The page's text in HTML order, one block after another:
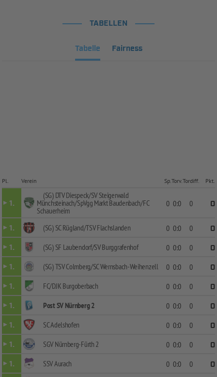
TABELLEN
Tabelle Fairness
Pl. Verein Sp. Torv.Tordiff. Pkt.
1.
(SG) DTV Diespeck/SV Steigerwald
Münchsteinach/SpVgg Markt Baudenbach/FC
Schauerheim
0 0:0 0 0
1. (SG) SC Rügland/TSV Flachslanden 0 0:0 0
0
1.
(SG) SF Laubendorf/SV Burggrafenhof 0 0:0 0
0
1.
(SG) TSV Colmberg/SC Wernsbach-Weihenzell 0 0:0 0
0
1.
FC/DJK Burgoberbach 0 0:0 0
0
1.
Post SV Nürnberg 2 0 0:0 0
0
1.
SC Adelshofen 0 0:0 0
0
1.
SGV Nürnberg-Fürth 2 0 0:0 0
0
1.
SSV Aurach 0 0:0 0
0